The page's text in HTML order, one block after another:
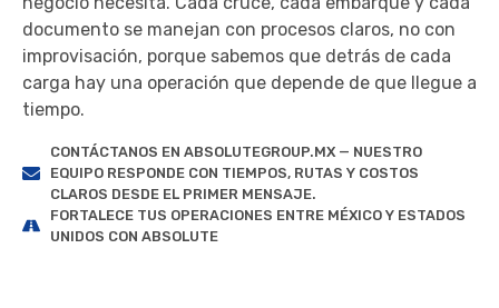
documento se manejan con procesos claros, no con
improvisación, porque sabemos que detrás de cada
carga hay una operación que depende de que llegue a
tiempo.
CONTÁCTANOS EN ABSOLUTEGROUP.MX — NUESTRO
EQUIPO RESPONDE CON TIEMPOS, RUTAS Y COSTOS
CLAROS DESDE EL PRIMER MENSAJE.
FORTALECE TUS OPERACIONES ENTRE MÉXICO Y ESTADOS
UNIDOS CON ABSOLUTE